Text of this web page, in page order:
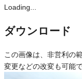
Loading...
ダウンロード
この画像は、非営利の
変更などの改変も可能